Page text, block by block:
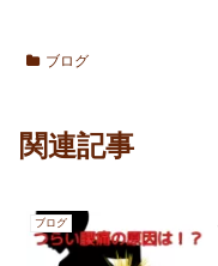
ブログ
関連記事
ブログ